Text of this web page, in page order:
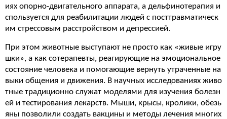
иях опорно-двигательного аппарата, а дельфинотерапия и
спользуется для реабилитации людей с посттравматическ
им стрессовым расстройством и депрессией.
При этом животные выступают не просто как «живые игру
шки», а как сотерапевты, реагирующие на эмоциональное
состояние человека и помогающие вернуть утраченные на
выки общения и движения. В научных исследованиях живо
тные традиционно служат моделями для изучения болезн
ей и тестирования лекарств. Мыши, крысы, кролики, обезь
яны позволили создать вакцины и методы лечения многих